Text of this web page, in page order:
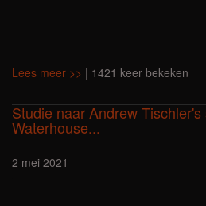
Lees meer >> | 1421 keer bekeken
Studie naar Andrew
Waterhouse...
2 mei 2021